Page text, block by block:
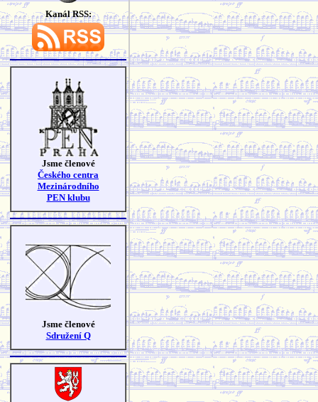
Kanál RSS:
Jsme členové
Českého centra
Mezinárodního
PEN klubu
Jsme členové
Sdružení Q